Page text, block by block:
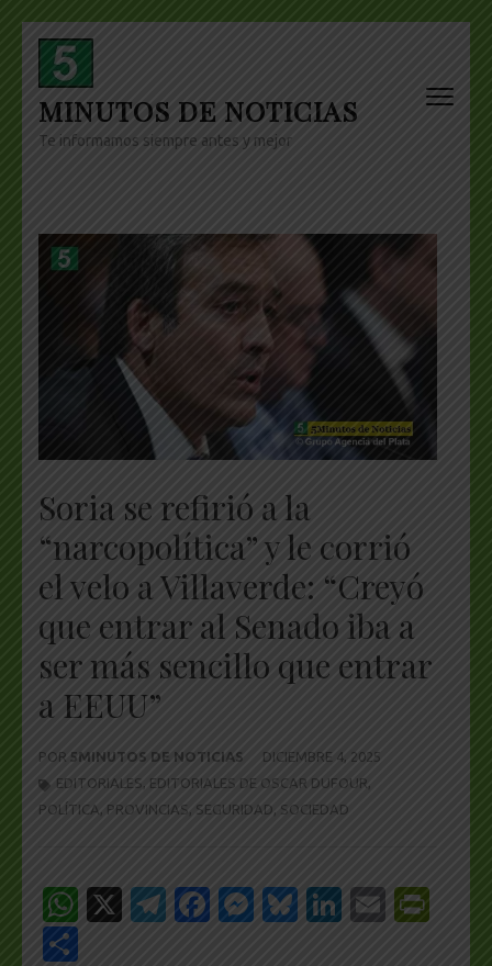
Skip
content
(Press
Enter)
MINUTOS DE NOTICIAS
Te informamos siempre antes y mejor
Soria se refirió a la
“narcopolítica” y le corrió
el velo a Villaverde: “Creyó
que entrar al Senado iba a
ser más sencillo que entrar
a EEUU”
POR 5MINUTOS DE NOTICIAS
DICIEMBRE 4, 2025
EDITORIALES, EDITORIALES DE OSCAR DUFOUR,
POLÍTICA , PROVINCIAS , SEGURIDAD, SOCIEDAD
WhatsApp
X Telegram
Facebook
Messenger
Bluesky
LinkedIn
Email